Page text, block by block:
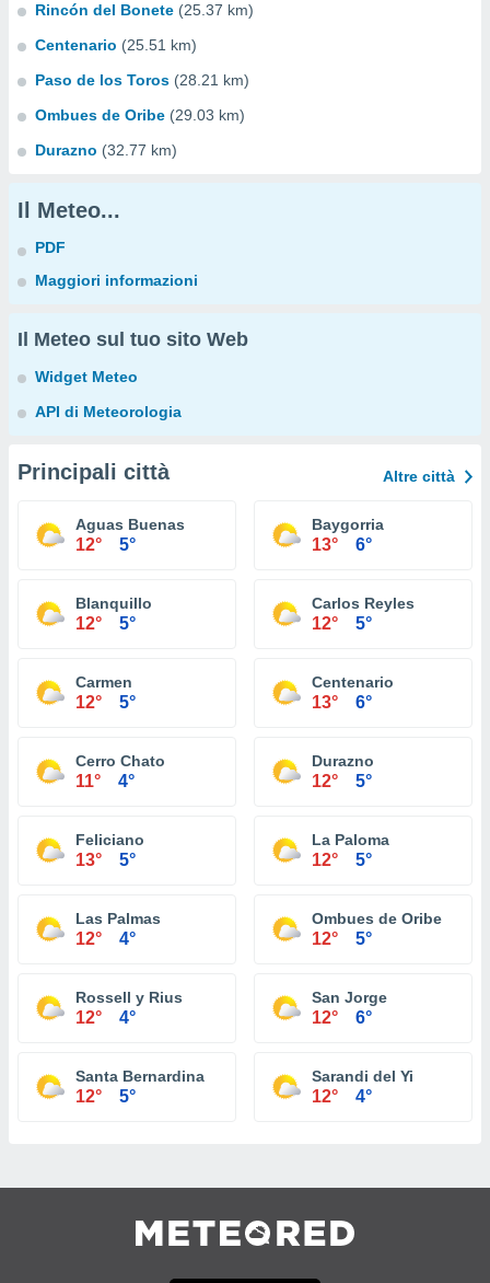
Rincón del Bonete (25.37 km)
Centenario (25.51 km)
Paso de los Toros (28.21 km)
Ombues de Oribe (29.03 km)
Durazno (32.77 km)
Il Meteo...
PDF
Maggiori informazioni
Il Meteo sul tuo sito Web
Widget Meteo
API di Meteorologia
Principali città Altre città
Aguas Buenas
12° 5°
Baygorria
13° 6°
Blanquillo
12° 5°
Carlos Reyles
12° 5°
Carmen
12° 5°
Centenario
13° 6°
Cerro Chato
11° 4°
Durazno
12° 5°
Feliciano
13° 5°
La Paloma
12° 5°
Las Palmas
12° 4°
Ombues de Oribe
12° 5°
Rossell y Rius
12° 4°
San Jorge
12° 6°
Santa Bernardina
12° 5°
Sarandi del Yi
12° 4°